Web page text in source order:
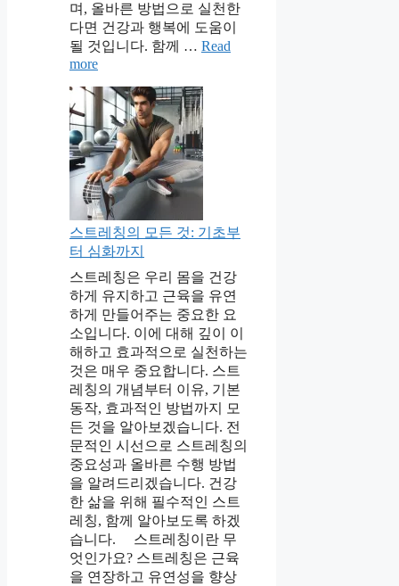
며, 올바른 방법으로 실천한
다면 건강과 행복에 도움이
될 것입니다. 함께 … Read
more
스트레칭의 모든 것: 기초부
터 심화까지
스트레칭은 우리 몸을 건강
하게 유지하고 근육을 유연
하게 만들어주는 중요한 요
소입니다. 이에 대해 깊이 이
해하고 효과적으로 실천하는
것은 매우 중요합니다. 스트
레칭의 개념부터 이유, 기본
동작, 효과적인 방법까지 모
든 것을 알아보겠습니다. 전
문적인 시선으로 스트레칭의
중요성과 올바른 수행 방법
을 알려드리겠습니다. 건강
한 삶을 위해 필수적인 스트
레칭, 함께 알아보도록 하겠
습니다. 스트레칭이란 무
엇인가요? 스트레칭은 근육
을 연장하고 유연성을 향상